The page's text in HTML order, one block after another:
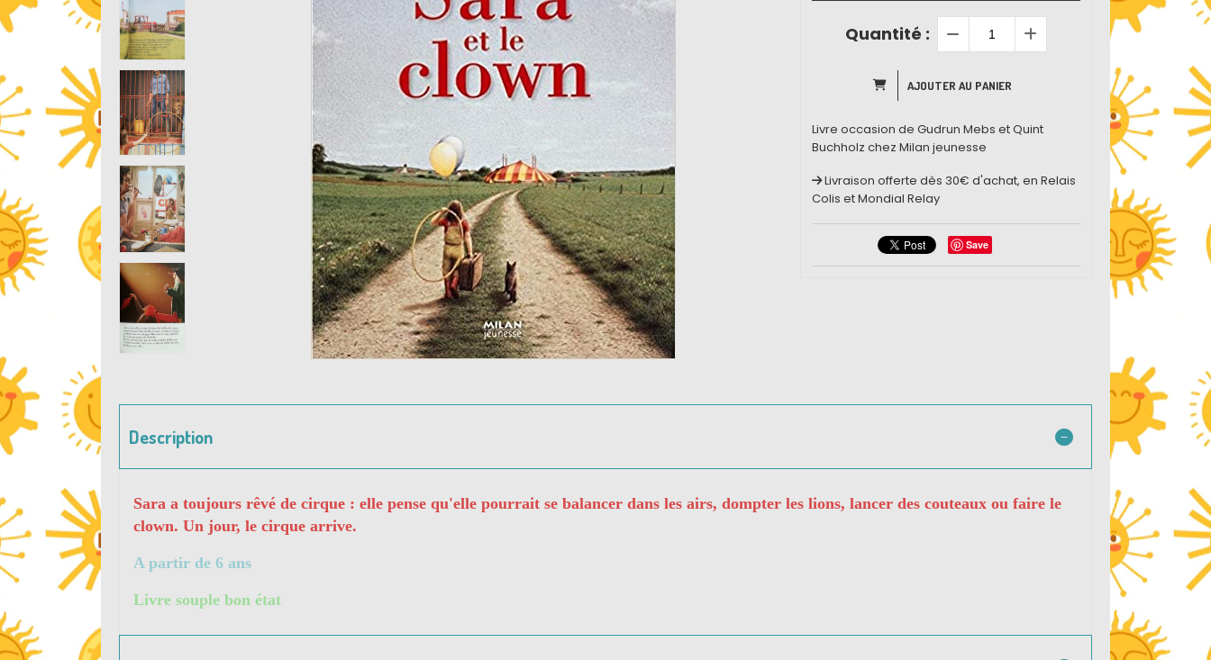
Quantité :
AJOUTER AU PANIER
Livre occasion de Gudrun Mebs et Quint
Buchholz chez Milan jeunesse
Livraison offerte dès 30€ d'achat, en Relais
Colis et Mondial Relay
Save
Description
Sara a toujours rêvé de cirque : elle pense qu'elle pourrait se balancer dans les airs, dompter les lions, lancer des couteaux ou faire le
clown. Un jour, le cirque arrive.
A partir de 6 ans
Livre souple bon état